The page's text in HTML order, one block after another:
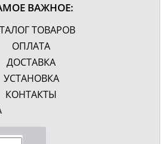
ВАЖНОЕ:
ТОВАРОВ
ОПЛАТА
ДОСТАВКА
УСТАНОВКА
КОНТАКТЫ